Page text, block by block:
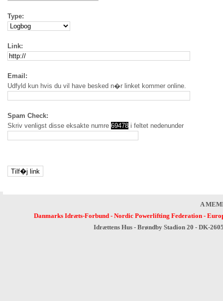
Type:
Link:
Email:
Udfyld kun hvis du vil have besked n�r linket kommer online.
Spam Check:
Skriv venligst disse eksakte numre 69478 i feltet nedenunder
A
Danmarks Idræts-Forbund- Nordic Powerlifting Federation-
Idrættens Hus - Brøndby Stadion 20 - DK-